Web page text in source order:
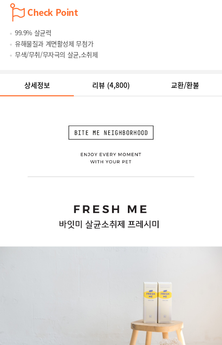
Check Point
99.9% 살균력
유해물질과 계면활성제 무첨가
무색/무취/무자극의 살균,소취제
상세정보 리뷰 (4,800) 교환/환불